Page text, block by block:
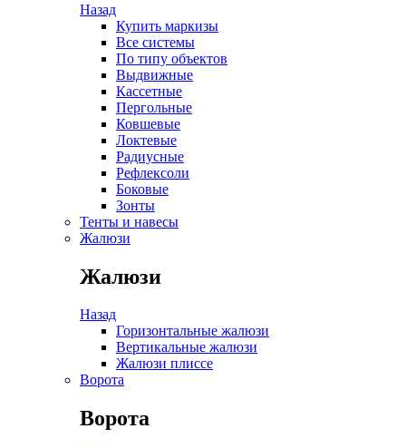
Назад
Купить маркизы
Все системы
По типу объектов
Выдвижные
Кассетные
Пергольные
Ковшевые
Локтевые
Радиусные
Рефлексоли
Боковые
Зонты
Тенты и навесы
Жалюзи
Жалюзи
Назад
Горизонтальные жалюзи
Вертикальные жалюзи
Жалюзи плиссе
Ворота
Ворота